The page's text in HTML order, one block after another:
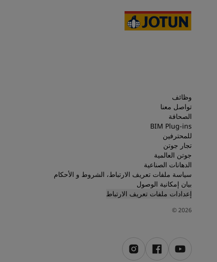
وظائف
تواصل معنا
الصحافة
BIM Plug-ins
للمحترفين
تجار جوتن
جوتن العالمية
الدهانات الصناعية
سياسة ملفات تعريف الارتباط، الشروط و الأحكام
بيان إمكانية الوصول
إعدادات ملفات تعريف الارتباط
2026
©